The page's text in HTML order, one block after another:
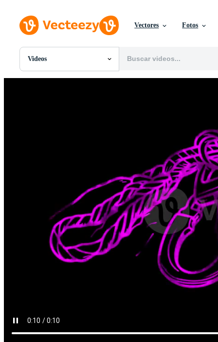
Vectores Fotos
Videos
Todas Imágenes